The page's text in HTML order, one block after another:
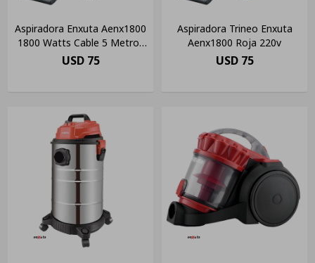
Aspiradora Enxuta Aenx1800
1800 Watts Cable 5 Metros
Color Negro(pausada)
USD 75
Aspiradora Trineo Enxuta
Aenx1800 Roja 220v
USD 75